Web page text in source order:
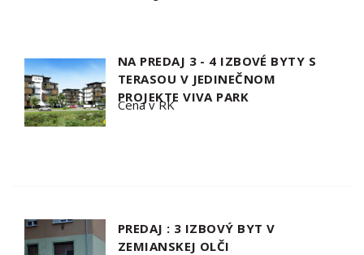
NA PREDAJ 3 - 4 IZBOVÉ BYTY S
TERASOU V JEDINEČNOM
PROJEKTE VIVA PARK
Cena v RK
PREDAJ : 3 IZBOVÝ BYT V
ZEMIANSKEJ OLČI